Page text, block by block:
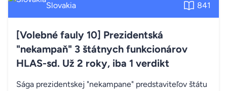
Slovakia 841
[Volebné fauly 10] Prezidentská
"nekampaň" 3 štátnych funkcionárov
HLAS-sd. Už 2 roky, iba 1 verdikt
Sága prezidentskej "nekampane" predstaviteľov štátu